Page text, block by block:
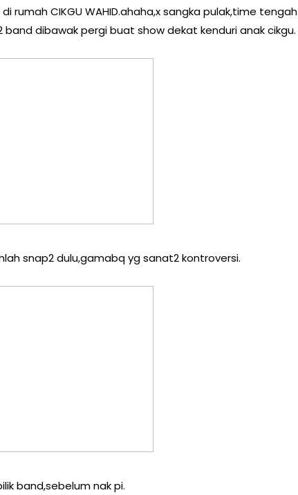
rumah CIKGU WAHID.ahaha,x sangka pulak,time tengah
dibawak pergi buat show dekat kenduri anak cikgu.
snap2 dulu,gamabq yg sanat2 kontroversi.
band,sebelum nak pi.